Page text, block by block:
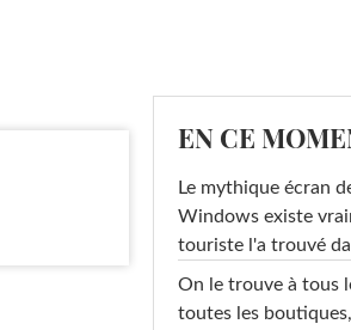
EN CE
Le mythique écran
Windows existe
touriste l'a trouvé
On le trouve à tous
toutes les